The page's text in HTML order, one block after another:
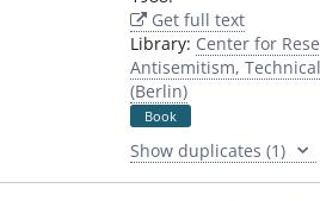
Get full text
Library: Center for
Antisemitism,
(Berlin)
Book
Show duplicates (1)